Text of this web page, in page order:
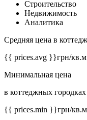
Строительство
Недвижимость
Аналитика
Средняя цена в
{{ prices.avg }}грн/кв.м
Минимальная цена
в коттеджных
{{ prices.min }}грн/кв.м